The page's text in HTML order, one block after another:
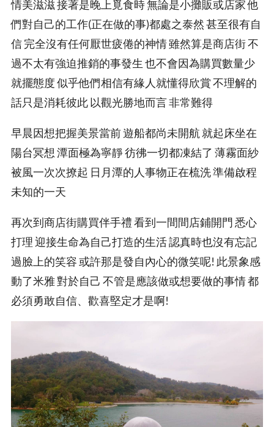
情美滋滋 接著是晚上覓食時 無論是小攤販或店家 他
們對自己的工作(正在做的事)都處之泰然 甚至很有自
信 完全沒有任何厭世疲倦的神情 雖然算是商店街 不
過不太有強迫推銷的事發生 也不會因為購買數量少
就擺態度 似乎他們相信有緣人就懂得欣賞 不理解的
話只是消耗彼此 以觀光勝地而言 非常難得
早晨因想把握美景當前 遊船都尚未開航 就起床坐在
陽台冥想 潭面極為寧靜 彷彿一切都凍結了 薄霧面紗
被風一次次撩起 日月潭的人事物正在梳洗 準備啟程
未知的一天
再次到商店街購買伴手禮 看到一間間店鋪開門 悉心
打理 迎接生命為自己打造的生活 認真時也沒有忘記
過臉上的笑容 或許那是發自內心的微笑呢! 此景象感
動了米雅 對於自己 不管是應該做或想要做的事情 都
必須勇敢自信、歡喜堅定才是啊!